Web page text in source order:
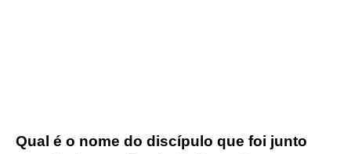
Qual é o nome do discípulo que foi junto